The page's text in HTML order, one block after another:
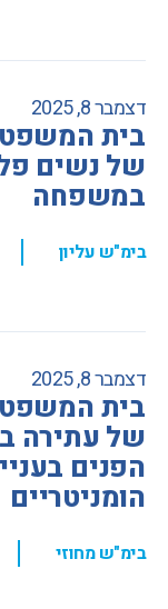
דצמבר 8, 2025
בית המשפט
של נשים
במשפחה
בימ"ש עליון ,
דצמבר 8, 2025
בית
של עתירה
הפנים
הומניטריים
בימ"ש מחוזי ,